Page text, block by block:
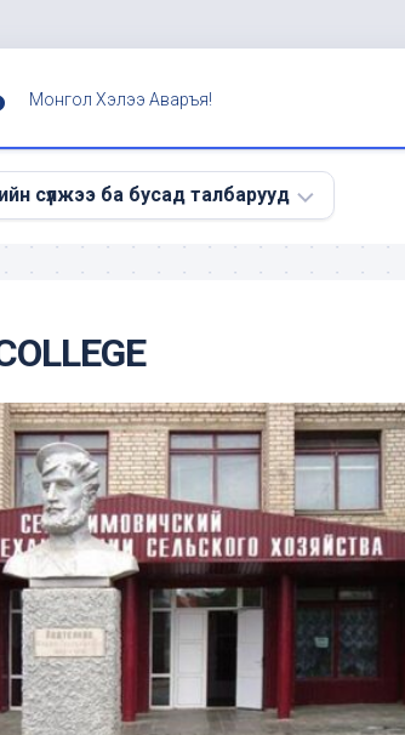
Монгол Хэлээ Аваръя!
сүлжээ ба бусад талбарууд